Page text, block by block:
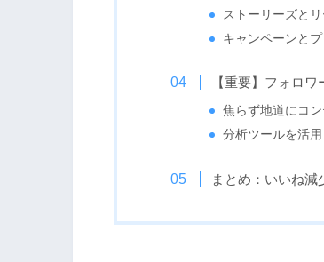
ストーリーズと
キャンペーンと
【重要】フォロ
焦らず地道にコ
分析ツールを活
まとめ：いいね減